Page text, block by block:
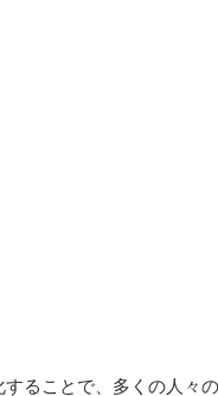
ることで、多くの人々